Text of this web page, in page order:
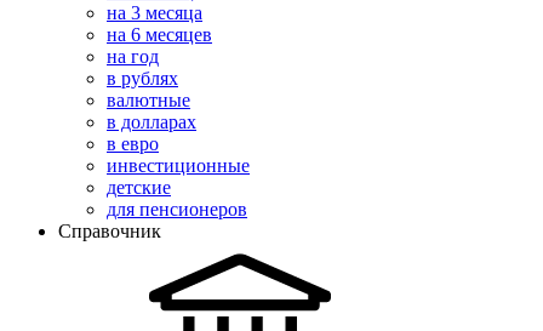
на 3 месяца
на 6 месяцев
на год
в рублях
валютные
в долларах
в евро
инвестиционные
детские
для пенсионеров
Справочник